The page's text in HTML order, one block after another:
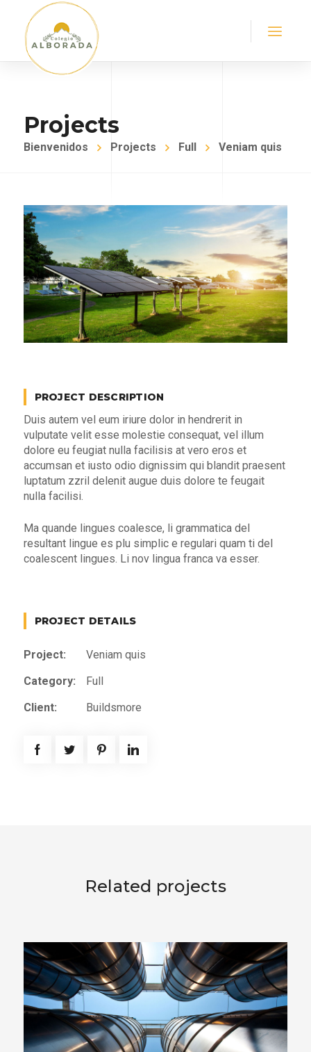
Projects
Bienvenidos Projects Full Veniam quis
PROJECT DESCRIPTION
Duis autem vel eum iriure dolor in hendrerit in
vulputate velit esse molestie consequat, vel illum
dolore eu feugiat nulla facilisis at vero eros et
accumsan et iusto odio dignissim qui blandit praesent
luptatum zzril delenit augue duis dolore te feugait
nulla facilisi.
Ma quande lingues coalesce, li grammatica del
resultant lingue es plu simplic e regulari quam ti del
coalescent lingues. Li nov lingua franca va esser.
PROJECT DETAILS
Project:
Veniam quis
Category:
Full
Client:
Buildsmore
Related projects